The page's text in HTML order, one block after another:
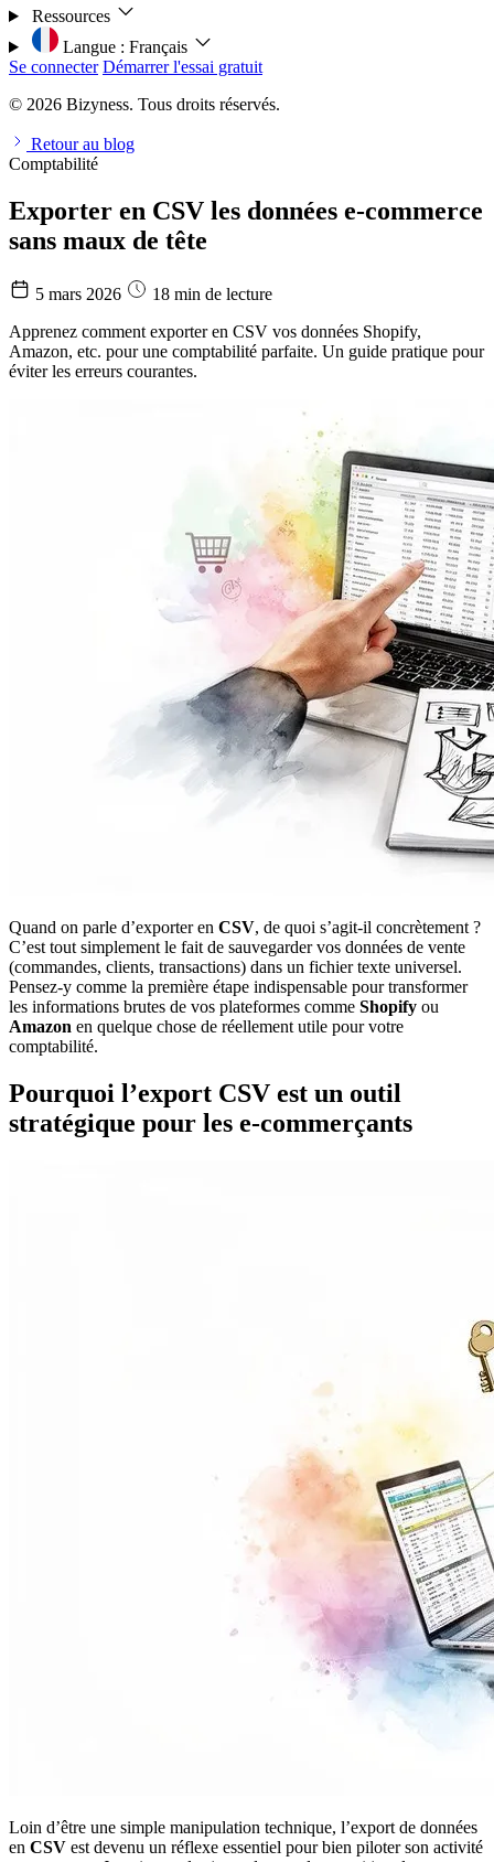
Ressources
Langue : Français
Se connecter Démarrer l'essai gratuit
© 2026 Bizyness. Tous droits réservés.
Retour au blog
Comptabilité
Exporter en CSV les données e-commerce
sans maux de tête
5 mars 2026
18 min de lecture
Apprenez comment exporter en CSV vos données Shopify,
Amazon, etc. pour une comptabilité parfaite. Un guide pratique pour
éviter les erreurs courantes.
Quand on parle d’exporter en CSV, de quoi s’agit-il concrètement ?
C’est tout simplement le fait de sauvegarder vos données de vente
(commandes, clients, transactions) dans un fichier texte universel.
Pensez-y comme la première étape indispensable pour transformer
les informations brutes de vos plateformes comme Shopify ou
Amazon en quelque chose de réellement utile pour votre
comptabilité.
Pourquoi l’export CSV est un outil
stratégique pour les e-commerçants
Loin d’être une simple manipulation technique, l’export de données
en CSV est devenu un réflexe essentiel pour bien piloter son activité